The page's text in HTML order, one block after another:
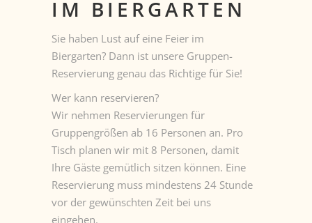
IM BIERGARTEN
Sie haben Lust auf eine Feier im
Biergarten? Dann ist unsere Gruppen-
Reservierung genau das Richtige für Sie!
Wer kann reservieren?
Wir nehmen Reservierungen für
Gruppengrößen ab 16 Personen an. Pro
Tisch planen wir mit 8 Personen, damit
Ihre Gäste gemütlich sitzen können. Eine
Reservierung muss mindestens 24 Stunde
vor der gewünschten Zeit bei uns
eingehen.